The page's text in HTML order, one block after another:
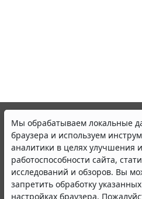
Мы обрабатываем локальные
браузера и используем
аналитики в целях улучшения
работоспособности сайта,
исследований и обзоров. Вы
запретить обработку
настройках браузера.
© ООО "НПП "ГАРАНТ-СЕРВИС",
участниками Российской
Все права на материалы
Полное или частичное
Правила использования
Портал ГАРАНТ.РУ